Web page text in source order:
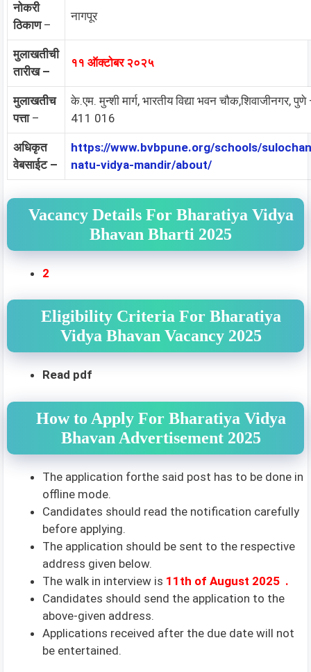
नोकरी
ठिकाण–
नागपूर
मुलाखतीची
तारीख –
११ ऑक्टोबर २०२५
मुलाखतीच
पत्ता–
के.एम. मुन्शी मार्ग, भारतीय विद्या भवन चौक,शिवाजीनगर, पुणे
411 016
अधिकृत
वेबसाईट –
https://www.bvbpune.org/schools/
natu-vidya-mandir/about/
Vacancy Details For Bharatiya Vidya
Bhavan Bharti 2025
2
Eligibility Criteria For Bharatiya
Vidya Bhavan Vacancy 2025
Read pdf
How to Apply For Bharatiya Vidya
Bhavan Advertisement 2025
The application forthe said post has to be done in
offline mode.
Candidates should read the notification carefully
before applying.
The application should be sent to the respective
address given below.
The walk in interview is 11th of August 2025 .
Candidates should send the application to the
above-given address.
Applications received after the due date will not
be entertained.